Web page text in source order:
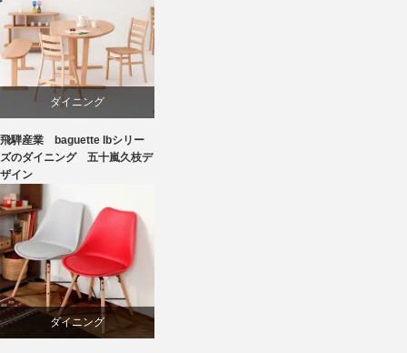
飛騨高山
ダイニング
ビーチ
国産
椅子
飛騨高山
飛騨産業 baguette lbシリー
ズのダイニング 五十嵐久枝デ
ザイン
ダイニング